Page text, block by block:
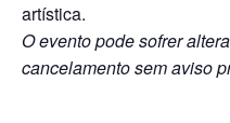
artística.
O evento pode sofrer
cancelamento sem aviso